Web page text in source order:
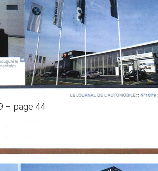
– page 44